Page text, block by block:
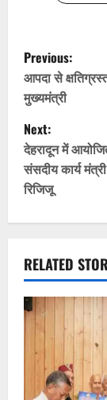
P
o
s
t
n
a
v
i
g
Previous:
आपदा से क्षतिग्रस्त
मुख्यमंत्री
Next:
देहरादून में
संसदीय कार्य
रिजिजू
RELATED